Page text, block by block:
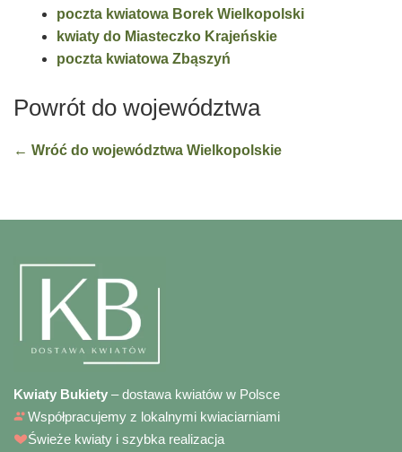
poczta kwiatowa Borek Wielkopolski
kwiaty do Miasteczko Krajeńskie
poczta kwiatowa Zbąszyń
Powrót do województwa
← Wróć do województwa Wielkopolskie
Kwiaty Bukiety – dostawa kwiatów w Polsce
Współpracujemy z lokalnymi kwiaciarniami
Świeże kwiaty i szybka realizacja